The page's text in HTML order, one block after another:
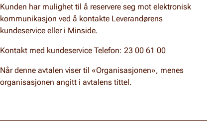
Kunden har mulighet til å reservere seg mot elektronisk
kommunikasjon ved å kontakte Leverandørens
kundeservice eller i Minside.
Kontakt med kundeservice Telefon: 23 00 61 00
Når denne avtalen viser til «Organisasjonen», menes
organisasjonen angitt i avtalens tittel.